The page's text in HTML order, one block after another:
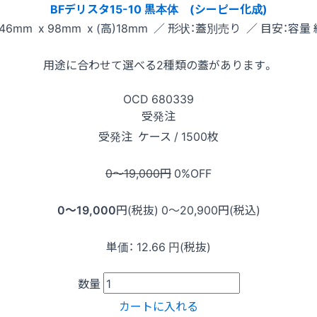
BFデリスタ15-10 黒本体 (シーピー化成)
x 98mm x (高)18mm ／ 形状：蓋別売り ／ 目安：容量
用途に合わせて選べる2種類の蓋があります。
OCD 680339
受発注
受発注 ケース / 1500枚
0〜19,000円 0%OFF
0〜19,000円(税抜) 0〜20,900円(税込)
単価： 12.66 円(税抜)
数量
カートに入れる